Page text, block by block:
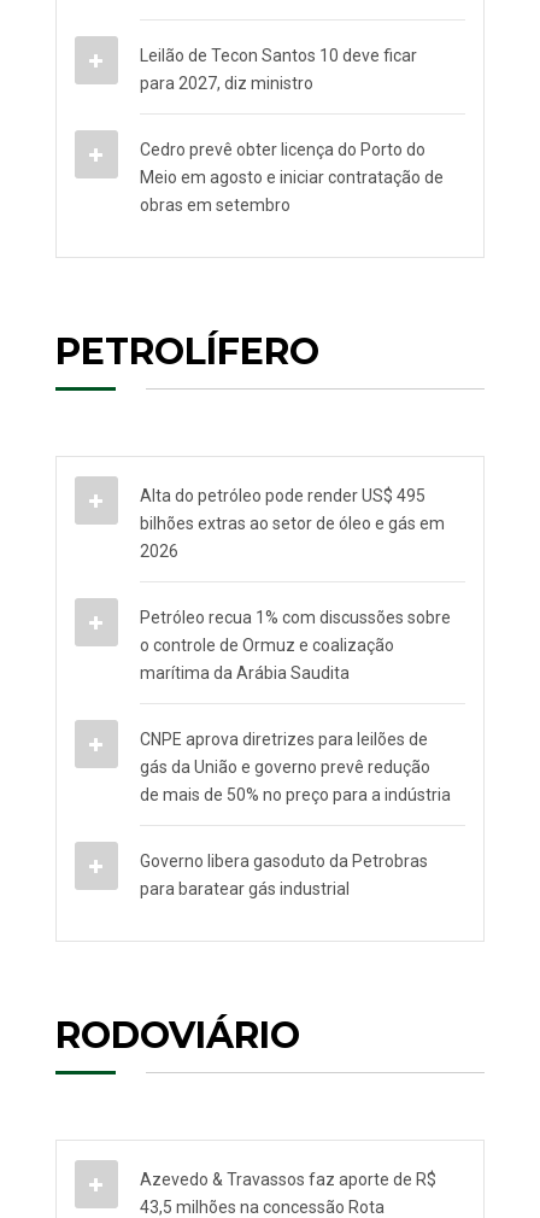
Leilão de Tecon Santos 10 deve ficar
para 2027, diz ministro
Cedro prevê obter licença do Porto do
Meio em agosto e iniciar contratação de
obras em setembro
PETROLÍFERO
Alta do petróleo pode render US$ 495
bilhões extras ao setor de óleo e gás em
2026
Petróleo recua 1% com discussões sobre
o controle de Ormuz e coalização
marítima da Arábia Saudita
CNPE aprova diretrizes para leilões de
gás da União e governo prevê redução
de mais de 50% no preço para a indústria
Governo libera gasoduto da Petrobras
para baratear gás industrial
RODOVIÁRIO
Azevedo & Travassos faz aporte de R$
43,5 milhões na concessão Rota